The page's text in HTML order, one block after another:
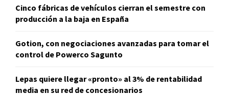
Cinco fábricas de vehículos cierran el semestre con
producción a la baja en España
Gotion, con negociaciones avanzadas para tomar el
control de Powerco Sagunto
Lepas quiere llegar «pronto» al 3% de rentabilidad
media en su red de concesionarios